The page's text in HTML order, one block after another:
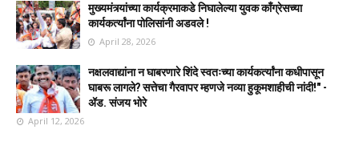
मुख्यमंत्र्यांच्या कार्यक्रमाकडे निघालेल्या युवक काँग्रेसच्या
कार्यकर्त्यांना पोलिसांनी अडवले !
April 28, 2026
नक्षलवाद्यांना न घाबरणारे शिंदे स्वतःच्या कार्यकर्त्यांना कधीपासून
घाबरू लागले? सत्तेचा गैरवापर म्हणजे नव्या हुकूमशाहीची नांदी!" -
ॲड. संजय भोरे
April 12, 2026